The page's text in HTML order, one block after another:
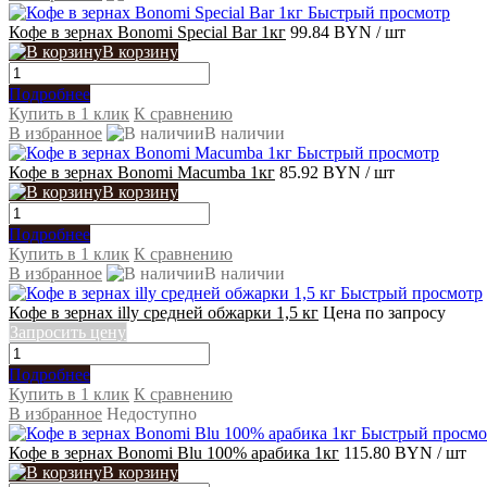
Быстрый просмотр
Кофе в зернах Bonomi Special Bar 1кг 99.84 BYN / шт
В корзину
Подробнее
Купить в 1 клик К сравнению
В избранное
В наличии
Быстрый просмотр
Кофе в зернах Bonomi Macumba 1кг 85.92 BYN / шт
В корзину
Подробнее
Купить в 1 клик К сравнению
В избранное
В наличии
Быстрый просмотр
Кофе в зернах illy средней обжарки 1,5 кг Цена по запросу
Запросить цену
Подробнее
Купить в 1 клик К сравнению
В избранное Недоступно
Быстрый
Кофе в зернах Bonomi Blu 100% арабика 1кг 115.80 BYN / шт
В корзину